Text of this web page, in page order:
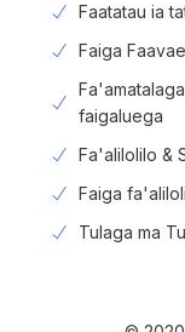
Faatatau ia
Faiga
faigaluega
Fa'alilolilo &
Faiga
Tulaga ma